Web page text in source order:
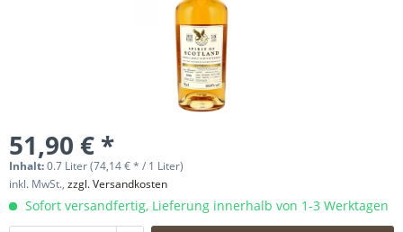
51,90 € *
Inhalt:0.7 Liter (74,14 € * / 1 Liter)
inkl. MwSt., zzgl. Versandkosten
Sofort versandfertig, Lieferung innerhalb von 1-3 Werktagen